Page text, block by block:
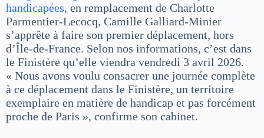
handicapées, en remplacement de Charlotte
Parmentier-Lecocq, Camille Galliard-Minier
s’apprête à faire son premier déplacement, hors
d’Île-de-France. Selon nos informations, c’est dans
le Finistère qu’elle viendra vendredi 3 avril 2026.
« Nous avons voulu consacrer une journée complète
à ce déplacement dans le Finistère, un territoire
exemplaire en matière de handicap et pas forcément
proche de Paris », confirme son cabinet.